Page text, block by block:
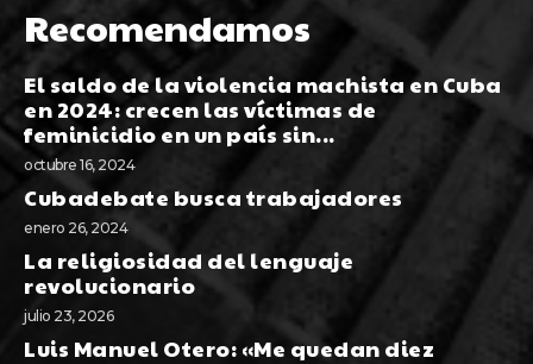
Recomendamos
El saldo de la violencia machista en Cuba
en 2024: crecen las víctimas de
feminicidio en un país sin...
octubre 16, 2024
Cubadebate busca trabajadores
enero 26, 2024
La religiosidad del lenguaje
revolucionario
julio 23, 2026
Luis Manuel Otero: «Me quedan diez